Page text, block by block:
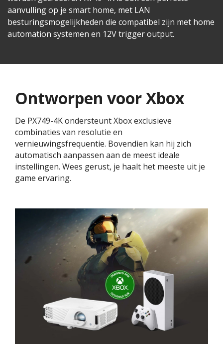
aanvulling op je smart home, met LAN
besturingsmogelijkheden die compatibel zijn met home
automation systemen en 12V trigger output.
Ontworpen voor Xbox
De PX749-4K ondersteunt Xbox exclusieve
combinaties van resolutie en
vernieuwingsfrequentie. Bovendien kan hij zich
automatisch aanpassen aan de meest ideale
instellingen. Wees gerust, je haalt het meeste uit je
game ervaring. ​